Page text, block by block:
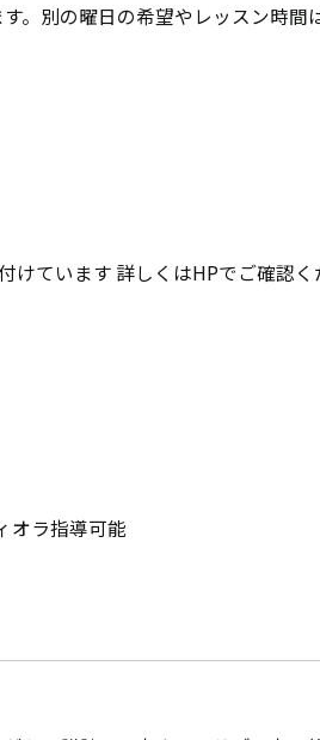
。別の曜日の希望やレッスン時間
ています 詳しくはHPでご確認く
オラ指導可能